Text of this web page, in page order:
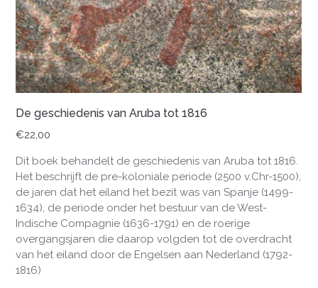
De geschiedenis van Aruba tot 1816
€22,00
Dit boek behandelt de geschiedenis van Aruba tot 1816.
Het beschrijft de pre-koloniale periode (2500 v.Chr-1500),
de jaren dat het eiland het bezit was van Spanje (1499-
1634), de periode onder het bestuur van de West-
Indische Compagnie (1636-1791) en de roerige
overgangsjaren die daarop volgden tot de overdracht
van het eiland door de Engelsen aan Nederland (1792-
1816)